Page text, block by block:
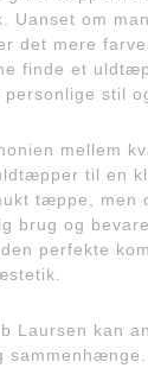
Uanset om
det mere
finde et
stil
mellem
til en
tæppe, men
brug og
perfekte
Laursen kan